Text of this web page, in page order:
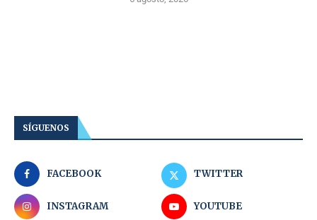
SÍGUENOS
FACEBOOK TWITTER
INSTAGRAM YOUTUBE